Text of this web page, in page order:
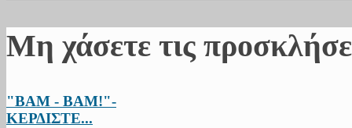
Μη χάσετε τις
"BAM - BAM!"-
ΚΕΡΔΙΣΤΕ...